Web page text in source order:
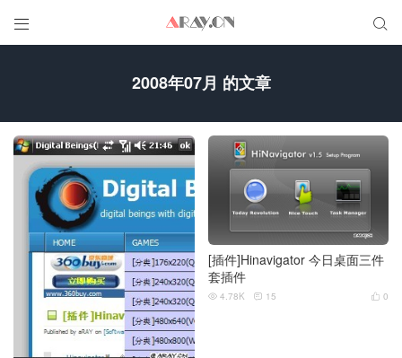
 
2008年07月 的文章
[插件]Hinavigator 今日桌面三件
套插件
 0
 4.78K  15